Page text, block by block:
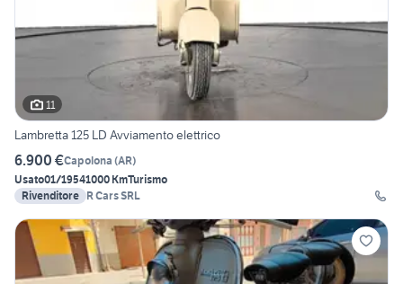
11
Lambretta 125 LD Avviamento elettrico
6.900 €Capolona (AR)
Usato01/19541000 KmTurismo
Rivenditore R Cars SRL